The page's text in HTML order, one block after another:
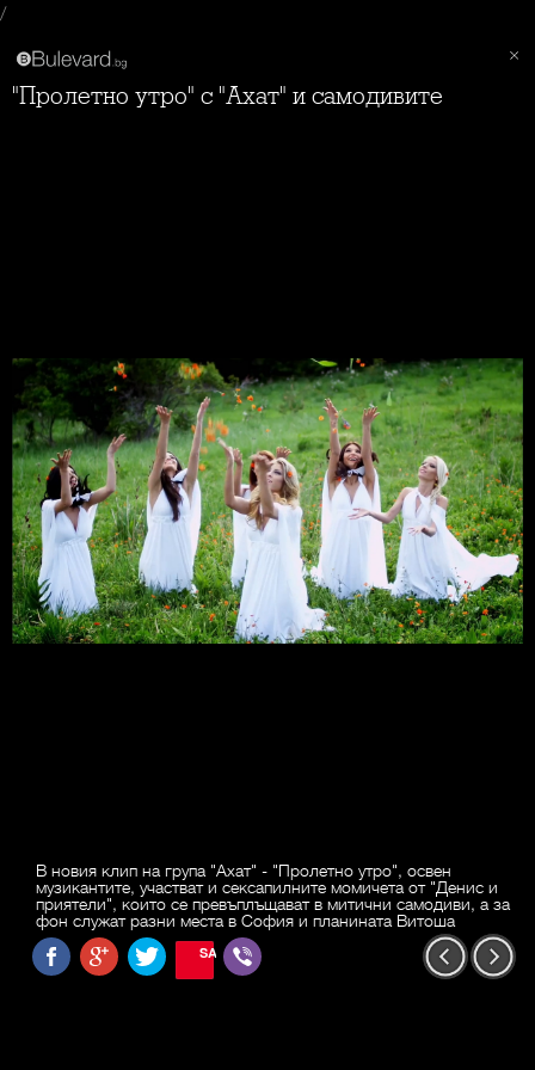
/
"Пролетно утро" с "Ахат" и самодивите
В новия клип на група "Ахат" - "Пролетно утро", освен
музикантите, участват и сексапилните момичета от "Денис и
приятели", които се превъплъщават в митични самодиви, а за
фон служат разни места в София и планината Витоша
SAVE